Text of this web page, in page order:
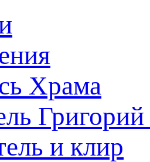
Храма
и клир